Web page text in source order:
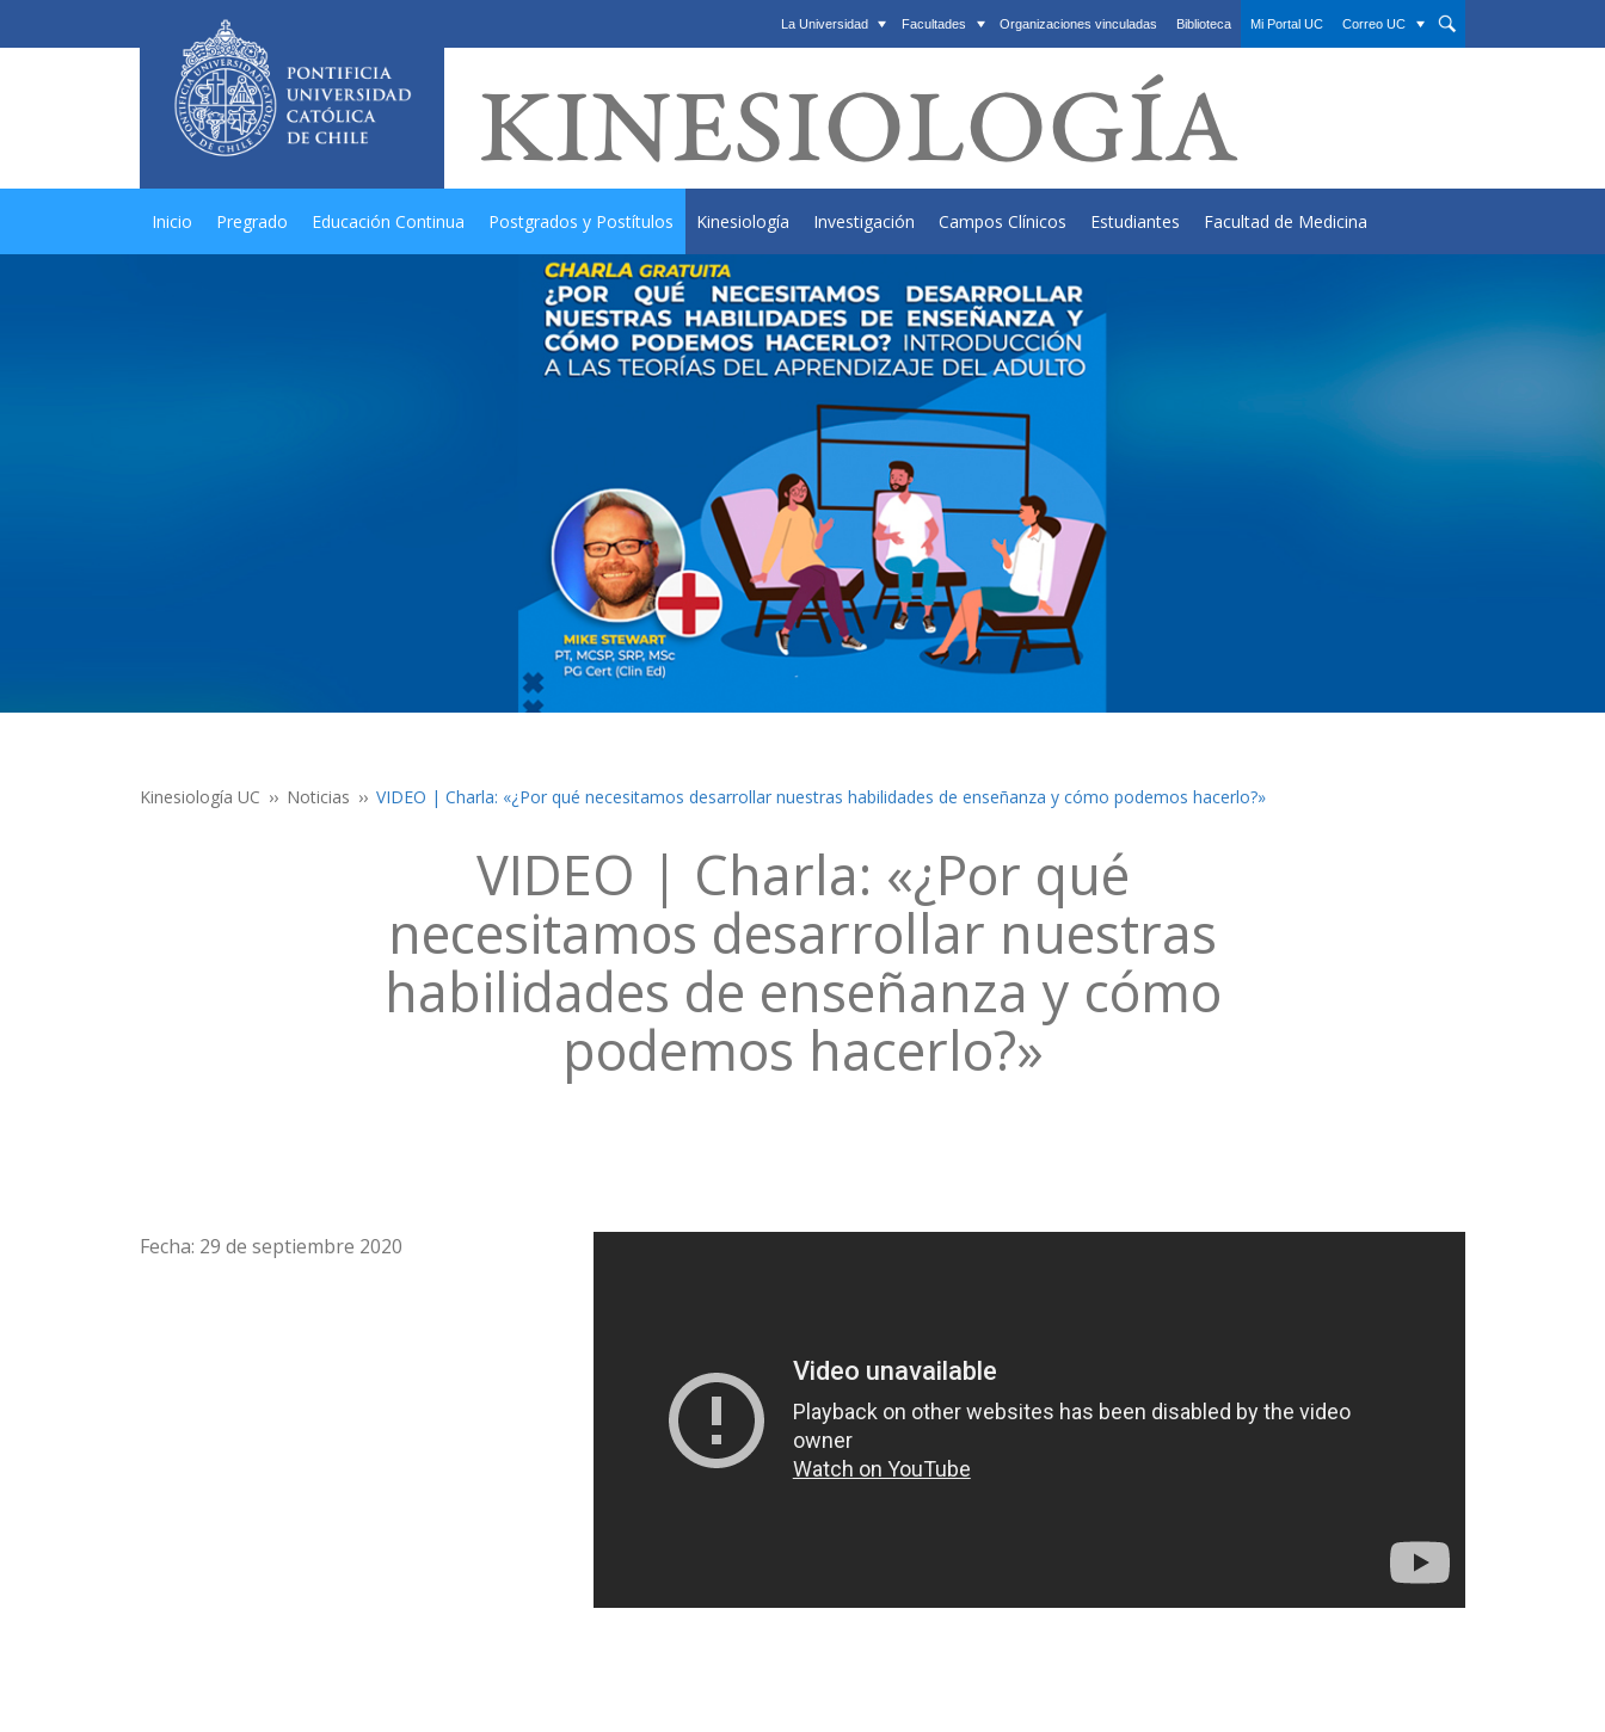
La Universidad Facultades Organizaciones vinculadas Biblioteca Mi Portal UC Correo UC
Inicio Pregrado Educación Continua Postgrados y Postítulos Kinesiología Investigación Campos Clínicos Estudiantes Facultad de Medicina
Kinesiología UC Noticias VIDEO | Charla: «¿Por qué necesitamos desarrollar nuestras habilidades de enseñanza y cómo podemos hacerlo?»
VIDEO | Charla: «¿Por qué
necesitamos desarrollar nuestras
habilidades de enseñanza y cómo
podemos hacerlo?»
Fecha: 29 de septiembre 2020